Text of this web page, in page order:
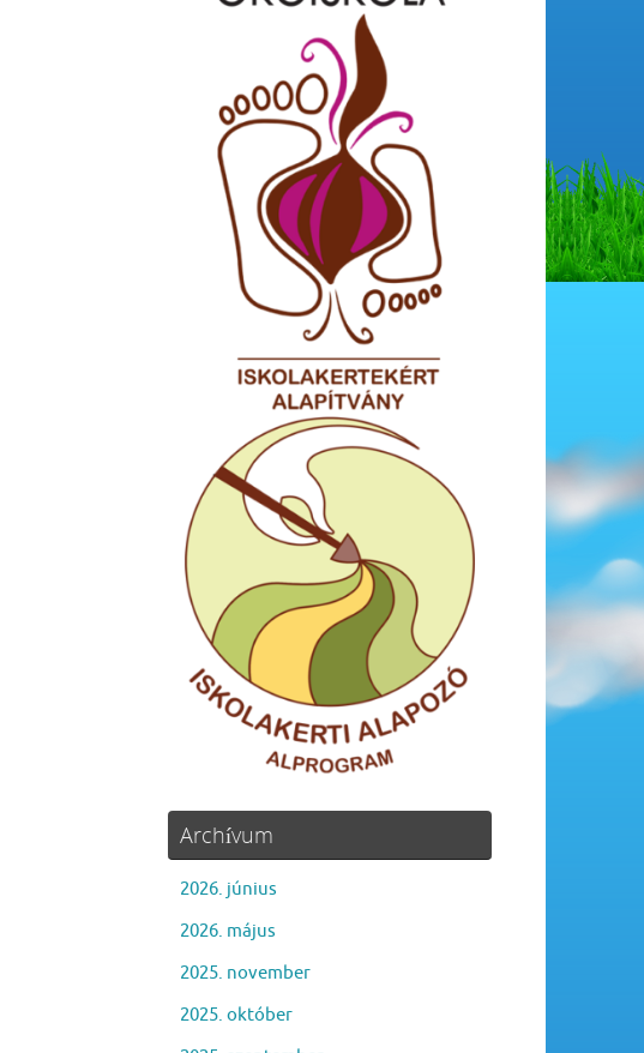
Archívum
2026. június
2026. május
2025. november
2025. október